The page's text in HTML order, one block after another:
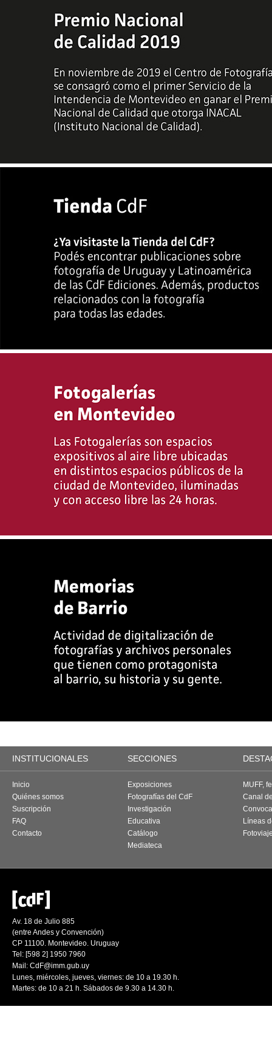
INSTITUCIONALES SECCIONES
Inicio
Quiénes somos
Suscripción
FAQ
Contacto
Exposiciones
Fotografías del CdF
Investigación
Educativa
Catálogo
Mediateca
MUFF,
Canal
Líneas
Av. 18 de Julio 885
(entre Andes y Convención)
CP 11100. Montevideo. Uruguay
Tel: [598 2] 1950 7960
Mail: CdF@imm.gub.uy
Lunes, miércoles, jueves, viernes: de 10 a 19.30 h.
Martes: de 10 a 21 h. Sábados de 9.30 a 14.30 h.